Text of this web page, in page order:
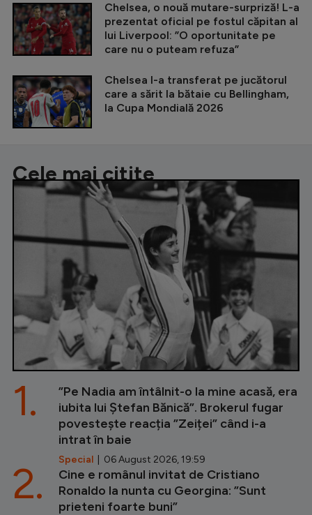
Chelsea, o nouă mutare-surpriză! L-a
prezentat oficial pe fostul căpitan al
lui Liverpool: ”O oportunitate pe
care nu o puteam refuza”
Chelsea l-a transferat pe jucătorul
care a sărit la bătaie cu Bellingham,
la Cupa Mondială 2026
Cele mai citite
”Pe Nadia am întâlnit-o la mine acasă, era
iubita lui Ștefan Bănică”. Brokerul fugar
povestește reacția ”Zeiței” când i-a
intrat în baie
Special | 06 August 2026, 19:59
1.
Cine e românul invitat de Cristiano
Ronaldo la nunta cu Georgina: ”Sunt
prieteni foarte buni”
2.